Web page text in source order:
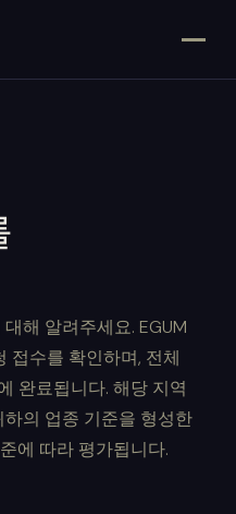
해 알려주세요. EGUM
접수를 확인하며, 전체
완료됩니다. 해당 지역
의 업종 기준을 형성한
에 따라 평가됩니다.